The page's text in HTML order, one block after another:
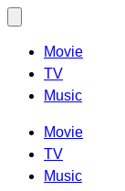
Movie
TV
Music
Movie
TV
Music